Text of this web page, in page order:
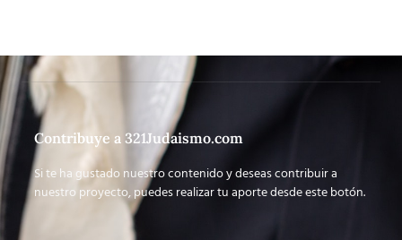
Contribuye a 321Judaismo.com
Si te ha gustado nuestro contenido y deseas contribuir a
nuestro proyecto, puedes realizar tu aporte desde este botón.